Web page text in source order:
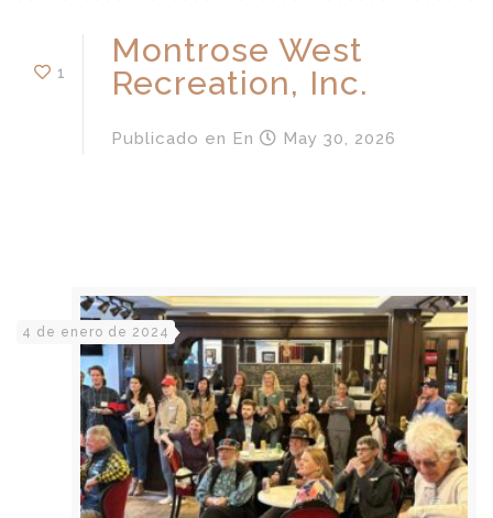
1
Montrose West
Recreation, Inc.
Publicado en En May 30, 2026
4 de enero de 2024